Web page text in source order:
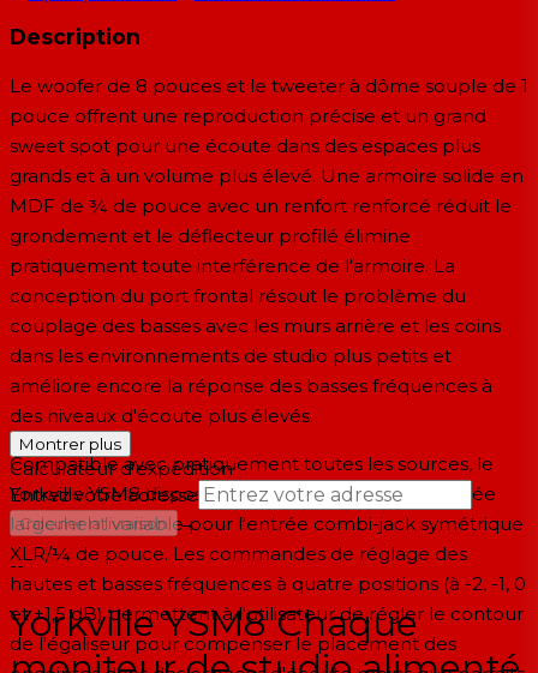
Description
Le woofer de 8 pouces et le tweeter à dôme souple de 1
pouce offrent une reproduction précise et un grand
sweet spot pour une écoute dans des espaces plus
grands et à un volume plus élevé. Une armoire solide en
MDF de ¾ de pouce avec un renfort renforcé réduit le
grondement et le déflecteur profilé élimine
pratiquement toute interférence de l'armoire. La
conception du port frontal résout le problème du
couplage des basses avec les murs arrière et les coins
dans les environnements de studio plus petits et
améliore encore la réponse des basses fréquences à
des niveaux d'écoute plus élevés.
Compatible avec pratiquement toutes les sources, le
Yorkville YSM8 dispose d'un contrôle de trim d'entrée
largement variable pour l'entrée combi-jack symétrique
XLR/¼ de pouce. Les commandes de réglage des
hautes et basses fréquences à quatre positions (à -2, -1, 0
et +1,5 dB) permettent à l'utilisateur de régler le contour
de l'égaliseur pour compenser le placement des
Montrer plus
Calculateur d'expédition
Entrez votre adresse
Calculer la livraison →
--
Yorkville YSM8 Chaque